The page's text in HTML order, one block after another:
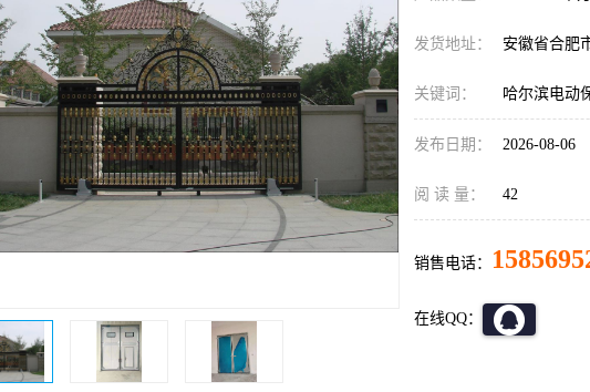
发货地址： 安徽省合肥
关键词： 哈尔滨电动
发布日期： 2026-08-06
阅 读 量： 42
销售电话：
在线QQ：